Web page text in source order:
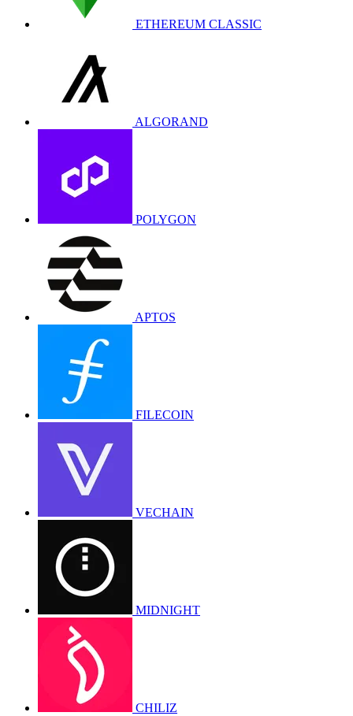
ETHEREUM CLASSIC
ALGORAND
POLYGON
APTOS
FILECOIN
VECHAIN
MIDNIGHT
CHILIZ